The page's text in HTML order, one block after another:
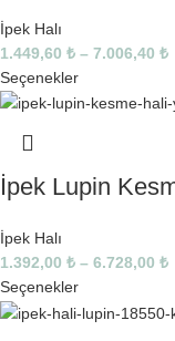
İpek Halı
1.449,60 ₺ – 7.006,40 ₺
Seçenekler
İpek Lupin
İpek Halı
1.392,00 ₺ – 6.728,00 ₺
Seçenekler